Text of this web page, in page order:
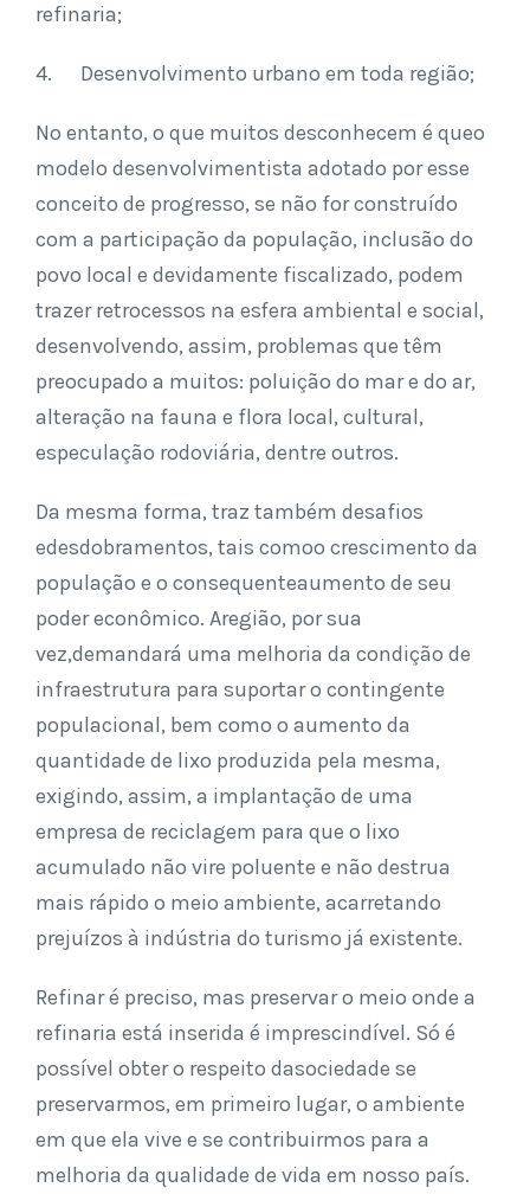
refinaria;
4. Desenvolvimento urbano em toda região;
No entanto, o que muitos desconhecem é queo
modelo desenvolvimentista adotado por esse
conceito de progresso, se não for construído
com a participação da população, inclusão do
povo local e devidamente fiscalizado, podem
trazer retrocessos na esfera ambiental e social,
desenvolvendo, assim, problemas que têm
preocupado a muitos: poluição do mar e do ar,
alteração na fauna e flora local, cultural,
especulação rodoviária, dentre outros.
Da mesma forma, traz também desafios
edesdobramentos, tais comoo crescimento da
população e o consequenteaumento de seu
poder econômico. Aregião, por sua
vez,demandará uma melhoria da condição de
infraestrutura para suportar o contingente
populacional, bem como o aumento da
quantidade de lixo produzida pela mesma,
exigindo, assim, a implantação de uma
empresa de reciclagem para que o lixo
acumulado não vire poluente e não destrua
mais rápido o meio ambiente, acarretando
prejuízos à indústria do turismo já existente.
Refinar é preciso, mas preservar o meio onde a
refinaria está inserida é imprescindível. Só é
possível obter o respeito dasociedade se
preservarmos, em primeiro lugar, o ambiente
em que ela vive e se contribuirmos para a
melhoria da qualidade de vida em nosso país.